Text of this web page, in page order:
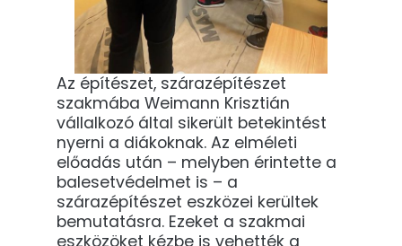
Az építészet, szárazépítészet
szakmába Weimann Krisztián
vállalkozó által sikerült betekintést
nyerni a diákoknak. Az elméleti
előadás után – melyben érintette a
balesetvédelmet is – a
szárazépítészet eszközei kerültek
bemutatásra. Ezeket a szakmai
eszközöket kézbe is vehették a